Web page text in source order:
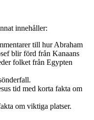
innehåller:
till hur Abraham
blir förd från Kanaans
folket från Egypten
tid med korta fakta om
om viktiga platser.